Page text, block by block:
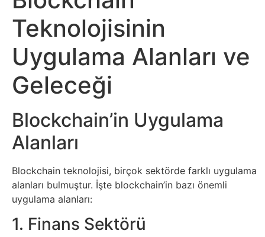
Sanat
Metaverse
Mobil
Müzik
Nft
Oyun
Projeler
ve
Teknolojisinin
Uygulama Alanları ve
Geleceği
Blockchain’in Uygulama
Alanları
Blockchain teknolojisi, birçok sektörde farklı uygulama
alanları bulmuştur. İşte blockchain’in bazı önemli
uygulama alanları:
1. Finans Sektörü